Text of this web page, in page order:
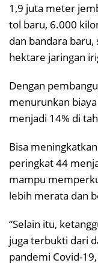
1,9 juta meter
tol baru, 6.000
dan bandara
hektare jaringan
Dengan
menurunkan
menjadi 14% di
Bisa
peringkat 44
mampu
lebih merata dan
“Selain itu,
juga terbukti dari
pandemi Covid-